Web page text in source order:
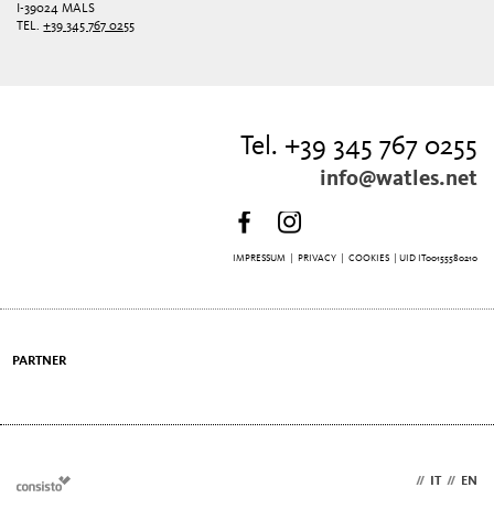
I-39024 MALS
TEL.+39 345 767 0255
Tel. +39 345 767 0255
info@watles.net
IMPRESSUM| PRIVACY| COOKIES | UID IT00155580210
PARTNER
// IT // EN